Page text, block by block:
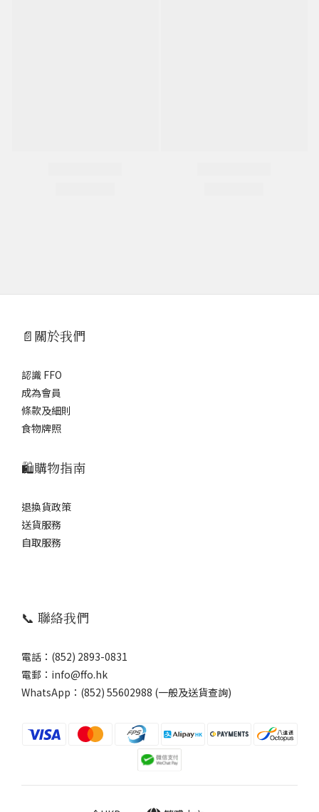
📄關於我們
認識 FFO
成為會員
條款及細則
食物牌照
🛍️購物指南
退換貨政策
送貨服務
自取服務
📞 聯絡我們
電話：(852) 2893-0831
電郵：info@ffo.hk
WhatsApp： (852) 55602988 (一般及送貨查詢)